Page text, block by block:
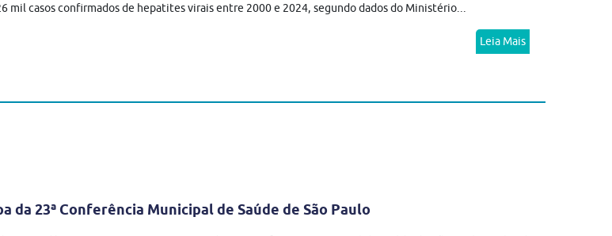
mil casos confirmados de hepatites virais entre 2000 e 2024, segundo dados do Ministério...
Leia Mais
da 23ª Conferência Municipal de Saúde de São Paulo